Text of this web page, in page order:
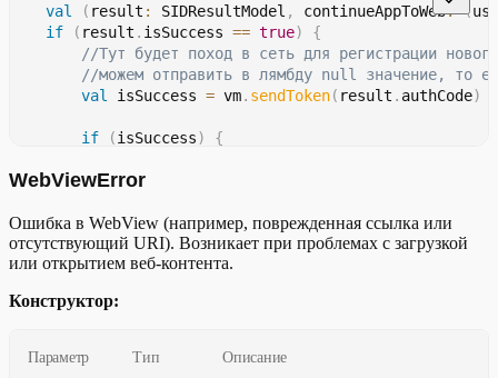
val
( result : SIDResultModel , continueAppToWeb: (
if
( result . isSuccess == true)
{
//Тут будет поход в сеть для регистрации
//можем отправить в лямбду null значение, то
val
isSuccess = vm. sendToken( result . authCode)
if (isSuccess)
{
} else {
}
} else {
        continueAppToWeb
.
}
WebViewError
Ошибка в WebView (например, поврежденная ссылка или
отсутствующий URI). Возникает при проблемах с загрузкой
или открытием веб-контента.
Конструктор:
Параметр Тип Описание